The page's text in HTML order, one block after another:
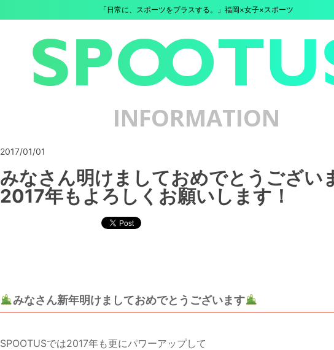
「日常に、スポーツをプラスする。」福岡×女子×スポーツ
INFORMATION
2017/01/01
みなさん明けましておめでとうござい
2017年もよろしくお願いします！
みなさん新年明けましておめでとうございます
SPOOTUSでは2017年も更にパワーアップして